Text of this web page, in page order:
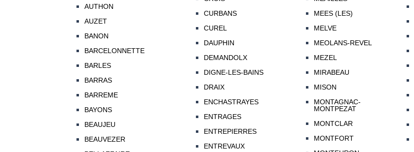
AUTHON
AUZET
BANON
BARCELONNETTE
BARLES
BARRAS
BARREME
BAYONS
BEAUJEU
BEAUVEZER
CURBANS
CUREL
DAUPHIN
DEMANDOLX
DIGNE-LES-BAINS
DRAIX
ENCHASTRAYES
ENTRAGES
ENTREPIERRES
ENTREVAUX
MEES (LES)
MELVE
MEOLANS-REVEL
MEZEL
MIRABEAU
MISON
MONTAGNAC-
MONTPEZAT
MONTCLAR
MONTFORT